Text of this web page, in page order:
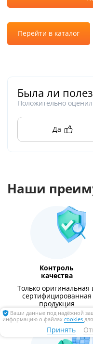
Перейти в каталог
Была ли
Положительно
Да
Наши
Контроль
качества
Только оригинальная
сертифицированная
продукция
Ваши данные под надёжной
информацию о файлах cookies
Принять